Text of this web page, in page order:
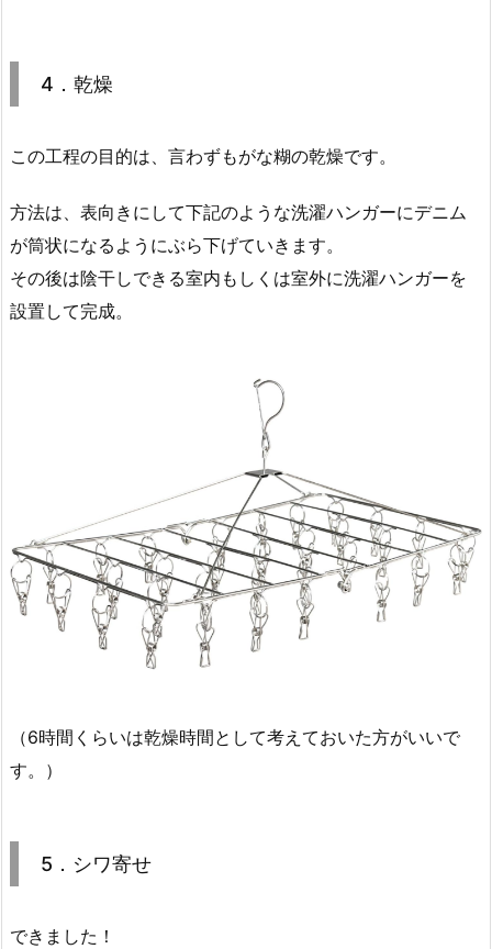
4．乾燥
この工程の目的は、言わずもがな糊の乾燥です。
方法は、表向きにして下記のような洗濯ハンガーにデニム
が筒状になるようにぶら下げていきます。
その後は陰干しできる室内もしくは室外に洗濯ハンガーを
設置して完成。
（6時間くらいは乾燥時間として考えておいた方がいいで
す。）
5．シワ寄せ
できました！